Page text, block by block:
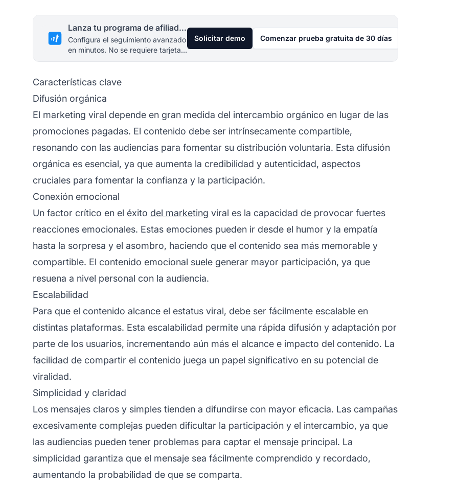
Lanza tu programa de afiliados hoy
Configura el seguimiento avanzado
en minutos. No se requiere tarjeta
de crédito.
Solicitar demo Comenzar prueba gratuita de 30 días
Características clave
Difusión orgánica
El marketing viral depende en gran medida del intercambio orgánico en lugar de las
promociones pagadas. El contenido debe ser intrínsecamente compartible,
resonando con las audiencias para fomentar su distribución voluntaria. Esta difusión
orgánica es esencial, ya que aumenta la credibilidad y autenticidad, aspectos
cruciales para fomentar la confianza y la participación.
Conexión emocional
Un factor crítico en el éxito del marketing viral es la capacidad de provocar fuertes
reacciones emocionales. Estas emociones pueden ir desde el humor y la empatía
hasta la sorpresa y el asombro, haciendo que el contenido sea más memorable y
compartible. El contenido emocional suele generar mayor participación, ya que
resuena a nivel personal con la audiencia.
Escalabilidad
Para que el contenido alcance el estatus viral, debe ser fácilmente escalable en
distintas plataformas. Esta escalabilidad permite una rápida difusión y adaptación por
parte de los usuarios, incrementando aún más el alcance e impacto del contenido. La
facilidad de compartir el contenido juega un papel significativo en su potencial de
viralidad.
Simplicidad y claridad
Los mensajes claros y simples tienden a difundirse con mayor eficacia. Las campañas
excesivamente complejas pueden dificultar la participación y el intercambio, ya que
las audiencias pueden tener problemas para captar el mensaje principal. La
simplicidad garantiza que el mensaje sea fácilmente comprendido y recordado,
aumentando la probabilidad de que se comparta.